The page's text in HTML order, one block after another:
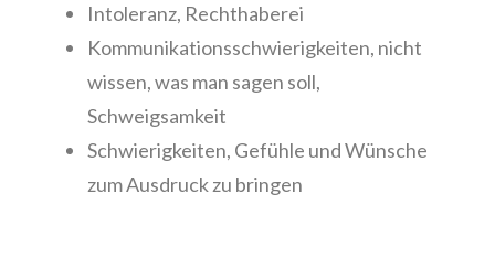
Intoleranz, Rechthaberei
Kommunikationsschwierigkeiten, nicht
wissen, was man sagen soll,
Schweigsamkeit
Schwierigkeiten, Gefühle und Wünsche
zum Ausdruck zu bringen